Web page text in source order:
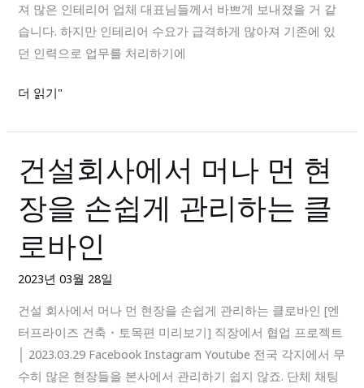
져 많은 인테리어 업체 대표님들께서 바쁘게 보내졌을 거 같
습니다. 하지만 인테리어 수요가 급격하게 많아져 기존에 있
던 인력으로 업무를 처리하기에
세
요?
(feat.
로
더 읽기"
건설회사에서 머나 먼 현
장을 손쉽게 관리하는 클
로바인
2023년 03월 28일
건설 회사에서 머나 먼 현장을 손쉽게 관리하는 클로바인 [엔
터프라이즈 건축・토목편 미리보기] 직장에서 협업 프로젝트
│ 2023.03.29 Facebook Instagram Youtube 전국 각지에서 무
수히 많은 현장들을 본사에서 관리하기 쉽지 않죠. 단체 채팅
건
설
회
사
에
나
먼
현
장